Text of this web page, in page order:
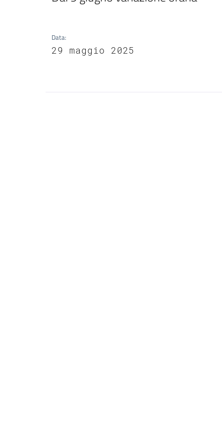
Data:
29 maggio 2025